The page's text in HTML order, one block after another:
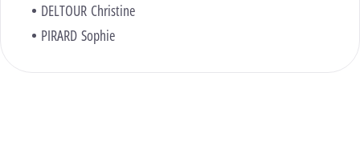
DELTOUR Christine
PIRARD Sophie